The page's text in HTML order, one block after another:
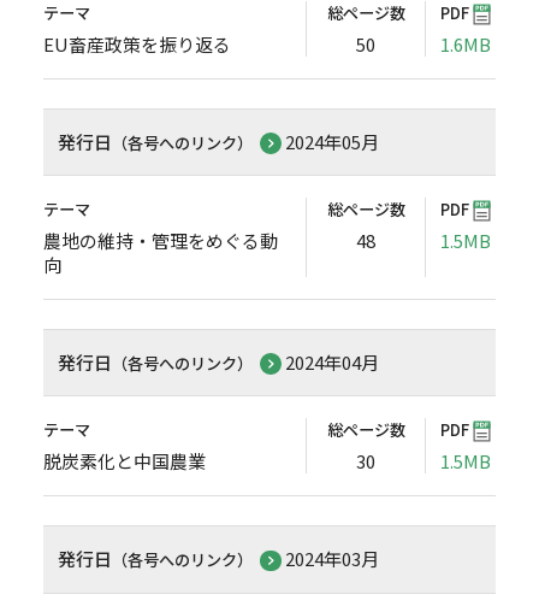
テーマ
EU畜産政策を振り返る
総ページ数
50
PDF
1.6MB
発行日 （各号へのリンク） 2024年05月
テーマ
農地の維持・管理をめぐる動
向
総ページ数
48
PDF
1.5MB
発行日 （各号へのリンク） 2024年04月
テーマ
脱炭素化と中国農業
総ページ数
30
PDF
1.5MB
発行日 （各号へのリンク） 2024年03月